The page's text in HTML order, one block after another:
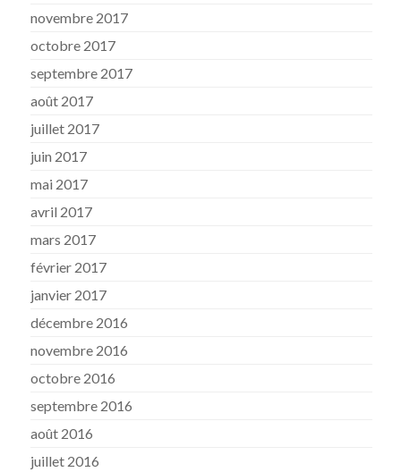
novembre 2017
octobre 2017
septembre 2017
août 2017
juillet 2017
juin 2017
mai 2017
avril 2017
mars 2017
février 2017
janvier 2017
décembre 2016
novembre 2016
octobre 2016
septembre 2016
août 2016
juillet 2016